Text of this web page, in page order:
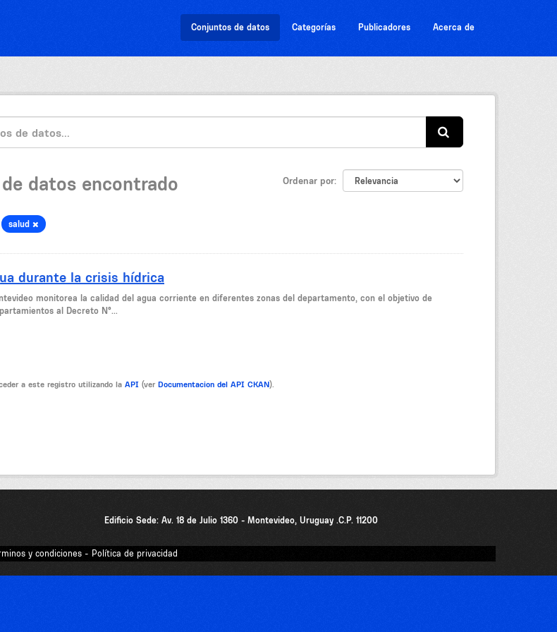
Conjuntos de datos Categorías Publicadores Acerca de
Ordenar por
datos encontrado
salud
durante la crisis hídrica
monitorea la calidad del agua corriente en diferentes zonas del departamento, con el objetivo de
al Decreto N°...
a este registro utilizando la API (ver Documentacion del API CKAN).
Edificio Sede: Av. 18 de Julio 1360 - Montevideo, Uruguay .C.P. 11200
y condiciones - Política de privacidad